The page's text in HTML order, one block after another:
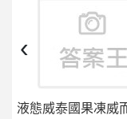
行動通
英雄聯
‹